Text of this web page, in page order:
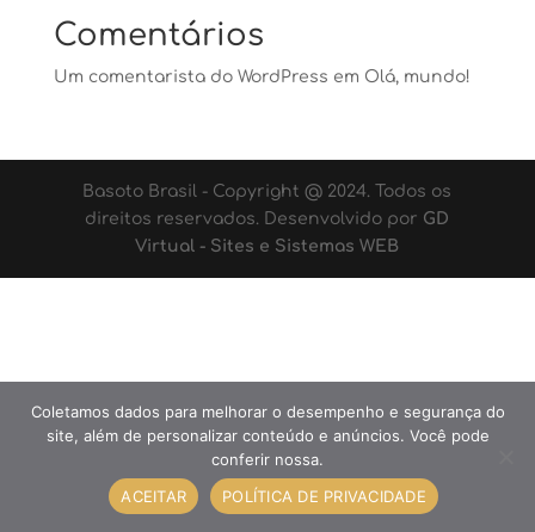
Comentários
Um comentarista do WordPress em Olá, mundo!
Basoto Brasil - Copyright @ 2024. Todos os
direitos reservados. Desenvolvido por GD
Virtual - Sites e Sistemas WEB
Coletamos dados para melhorar o desempenho e segurança do
site, além de personalizar conteúdo e anúncios. Você pode
conferir nossa.
ACEITAR
POLÍTICA DE PRIVACIDADE